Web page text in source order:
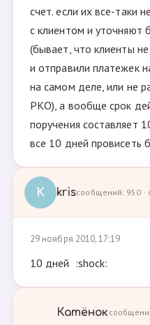
счет. если их все-таки
с клиентом и уточняют
(бывает, что клиенты
и отправили платежек
на самом деле, или не
РКО), а вообще срок
поручения составляет
все 10 дней провисеть
K krisсообщений: 950 ·
29 ноября 2010, 17:19
10 дней :shock:
Катёнок